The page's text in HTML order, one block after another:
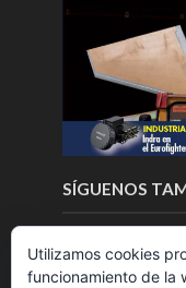
SÍGUENOS
Utilizamos cookies
funcionamiento de la